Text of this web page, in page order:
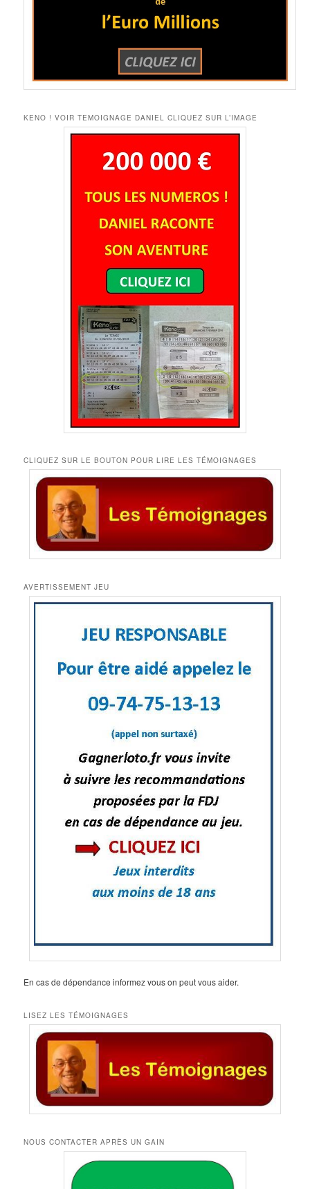
KENO ! VOIR TEMOIGNAGE DANIEL CLIQUEZ SUR L’IMAGE
CLIQUEZ SUR LE BOUTON POUR LIRE LES TÉMOIGNAGES
AVERTISSEMENT JEU
En cas de dépendance informez vous on peut vous aider.
LISEZ LES TÉMOIGNAGES
NOUS CONTACTER APRÈS UN GAIN